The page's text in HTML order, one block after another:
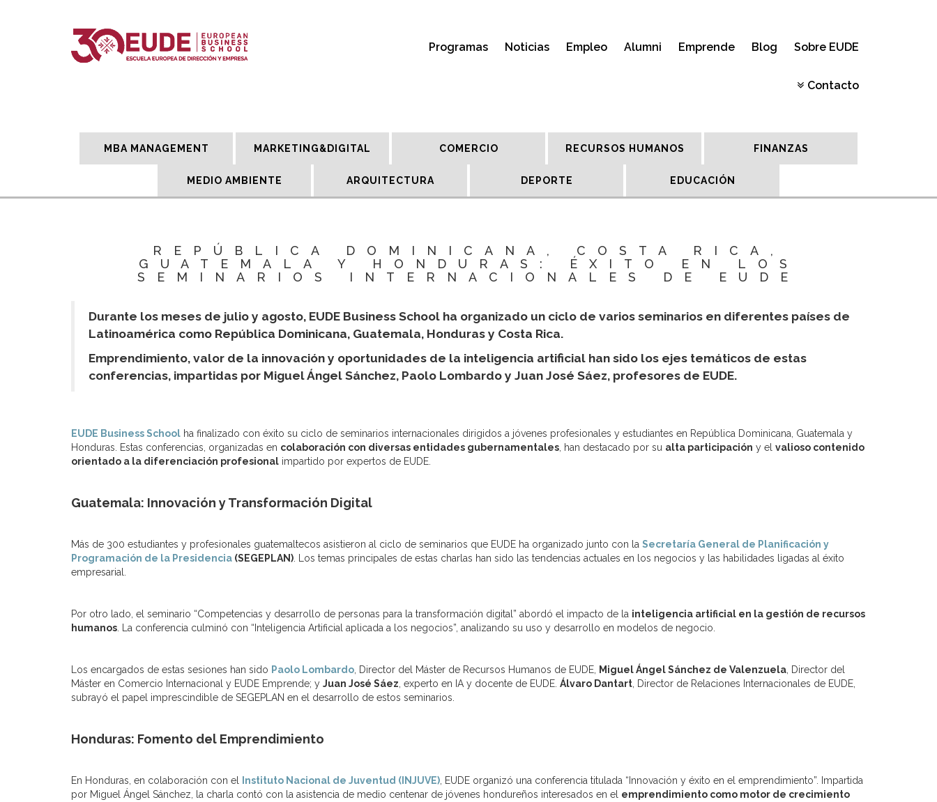
Programas Noticias Empleo Alumni Emprende Blog Sobre EUDE
Contacto
MBA MANAGEMENT MARKETING&DIGITAL COMERCIO RECURSOS HUMANOS FINANZAS
MEDIO AMBIENTE ARQUITECTURA DEPORTE EDUCACIÓN
REPÚBLICA DOMINICANA, COSTA RICA,
GUATEMALA Y HONDURAS: ÉXITO EN LOS
SEMINARIOS INTERNACIONALES DE EUDE
Durante los meses de julio y agosto, EUDE Business School ha organizado un ciclo de varios seminarios en diferentes países de
Latinoamérica como República Dominicana, Guatemala, Honduras y Costa Rica.
Emprendimiento, valor de la innovación y oportunidades de la inteligencia artificial han sido los ejes temáticos de estas
conferencias, impartidas por Miguel Ángel Sánchez, Paolo Lombardo y Juan José Sáez, profesores de EUDE.
EUDE Business School ha finalizado con éxito su ciclo de seminarios internacionales dirigidos a jóvenes profesionales y estudiantes en República Dominicana, Guatemala y
Honduras. Estas conferencias, organizadas en colaboración con diversas entidades gubernamentales , han destacado por su alta participación y el valioso contenido
orientado a la diferenciación profesional impartido por expertos de EUDE.
Guatemala: Innovación y Transformación Digital
Más de 300 estudiantes y profesionales guatemaltecos asistieron al ciclo de seminarios que EUDE ha organizado junto con la Secretaría General de Planificación y
Programación de la Presidencia (SEGEPLAN) . Los temas principales de estas charlas han sido las tendencias actuales en los negocios y las habilidades ligadas al éxito
empresarial.
Por otro lado, el seminario “Competencias y desarrollo de personas para la transformación digital” abordó el impacto de la inteligencia artificial en la gestión de recursos
humanos . La conferencia culminó con “Inteligencia Artificial aplicada a los negocios”, analizando su uso y desarrollo en modelos de negocio.
Los encargados de estas sesiones han sido Paolo Lombardo , Director del Máster de Recursos Humanos de EUDE, Miguel Ángel Sánchez de Valenzuela , Director del
Máster en Comercio Internacional y EUDE Emprende; y Juan José Sáez , experto en IA y docente de EUDE. Álvaro Dantart , Director de Relaciones Internacionales de EUDE,
subrayó el papel imprescindible de SEGEPLAN en el desarrollo de estos seminarios.
Honduras: Fomento del Emprendimiento
En Honduras, en colaboración con el Instituto Nacional de Juventud (INJUVE) , EUDE organizó una conferencia titulada “Innovación y éxito en el emprendimiento”. Impartida
por Miguel Ángel Sánchez, la charla contó con la asistencia de medio centenar de jóvenes hondureños interesados en el emprendimiento como motor de crecimiento